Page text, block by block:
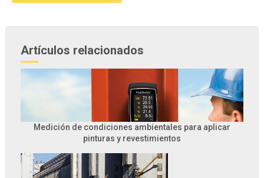
Artículos relacionados
Medición de condiciones ambientales para aplicar
pinturas y revestimientos